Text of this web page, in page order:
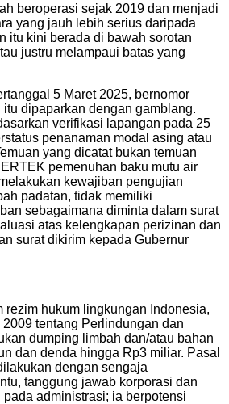
beroperasi sejak 2019 dan menjadi
yang jauh lebih serius daripada
itu kini berada di bawah sorotan
justru melampaui batas yang
5 Maret 2025, bernomor
dipaparkan dengan gamblang.
verifikasi lapangan pada 25
penanaman modal asing atau
yang dicatat bukan temuan
pemenuhan baku mutu air
kewajiban pengujian
padatan, tidak memiliki
sebagaimana diminta dalam surat
atas kelengkapan perizinan dan
surat dikirim kepada Gubernur
hukum lingkungan Indonesia,
tentang Perlindungan dan
dumping limbah dan/atau bahan
dan denda hingga Rp3 miliar. Pasal
dengan sengaja
tanggung jawab korporasi dan
administrasi; ia berpotensi